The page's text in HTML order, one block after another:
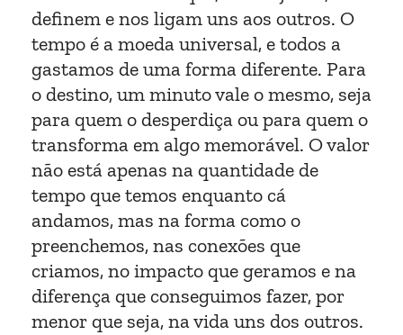
definem e nos ligam uns aos outros. O
tempo é a moeda universal, e todos a
gastamos de uma forma diferente. Para
o destino, um minuto vale o mesmo, seja
para quem o desperdiça ou para quem o
transforma em algo memorável. O valor
não está apenas na quantidade de
tempo que temos enquanto cá
andamos, mas na forma como o
preenchemos, nas conexões que
criamos, no impacto que geramos e na
diferença que conseguimos fazer, por
menor que seja, na vida uns dos outros.